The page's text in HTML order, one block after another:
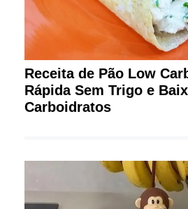
Receita de Pão Low
Rápida Sem Trigo e
Carboidratos